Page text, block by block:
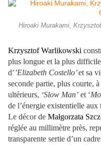
Hiroaki Murakami,
Krzysztof Warlikowski
plus longue et la plus
d’’Elizabeth Costello’et sa
seconde partie, plus courte,
ultérieurs, ‘Slow Man’ et ‘
de l’énergie existentielle aux
Le décor de Małgorzata
réglée au millimètre près,
transparente sertie d’un